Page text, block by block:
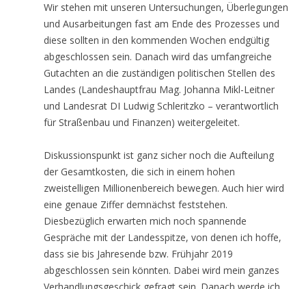
Wir stehen mit unseren Untersuchungen, Überlegungen
und Ausarbeitungen fast am Ende des Prozesses und
diese sollten in den kommenden Wochen endgültig
abgeschlossen sein. Danach wird das umfangreiche
Gutachten an die zuständigen politischen Stellen des
Landes (Landeshauptfrau Mag. Johanna Mikl-Leitner
und Landesrat DI Ludwig Schleritzko – verantwortlich
für Straßenbau und Finanzen) weitergeleitet.
Diskussionspunkt ist ganz sicher noch die Aufteilung
der Gesamtkosten, die sich in einem hohen
zweistelligen Millionenbereich bewegen. Auch hier wird
eine genaue Ziffer demnächst feststehen.
Diesbezüglich erwarten mich noch spannende
Gespräche mit der Landesspitze, von denen ich hoffe,
dass sie bis Jahresende bzw. Frühjahr 2019
abgeschlossen sein könnten. Dabei wird mein ganzes